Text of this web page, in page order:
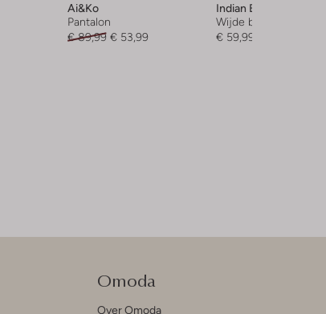
Ai&ko
Pantalon
€ 89,99 € 53,99
Indian Blue Jeans
Wijde broek
€ 59,99
Omoda
Over Omoda